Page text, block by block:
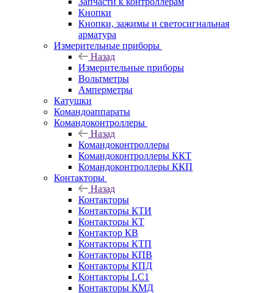
Кнопки
Кнопки, зажимы и светосигнальная
арматура
Измерительные приборы
Назад
Измерительные приборы
Вольтметры
Амперметры
Катушки
Командоаппараты
Командоконтроллеры
Назад
Командоконтроллеры
Командоконтроллеры ККТ
Командоконтроллеры ККП
Контакторы
Назад
Контакторы
Контакторы КТИ
Контакторы КТ
Контактор КВ
Контакторы КТП
Контакторы КПВ
Контакторы КПД
Контакторы LC1
Контакторы КМД